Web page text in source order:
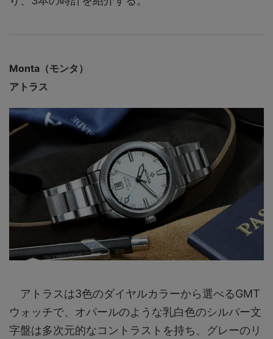
Monta（モンタ）
アトラス
アトラスは3色のダイヤルカラーから選べるGMT
ウォッチで、オパールのような乳白色のシルバー文
字盤は多次元的なコントラストを持ち、グレーのリ